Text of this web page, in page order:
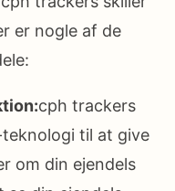
er nogle af de
cph trackers
til at give
om din ejendels